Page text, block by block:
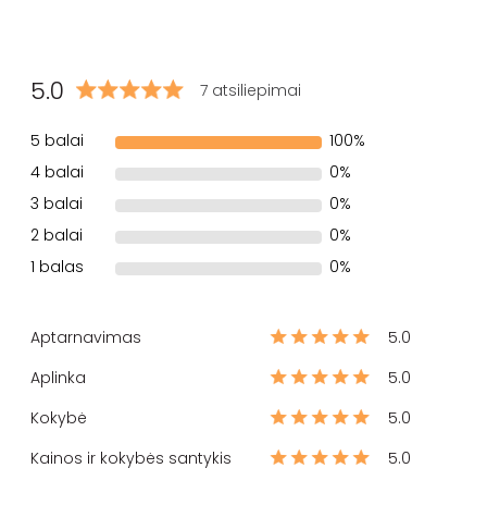
5.0 7 atsiliepimai
5 balai
100%
4 balai
0%
3 balai
0%
2 balai
0%
1 balas
0%
Aptarnavimas
5.0
Aplinka
5.0
Kokybė
5.0
Kainos ir kokybės santykis
5.0